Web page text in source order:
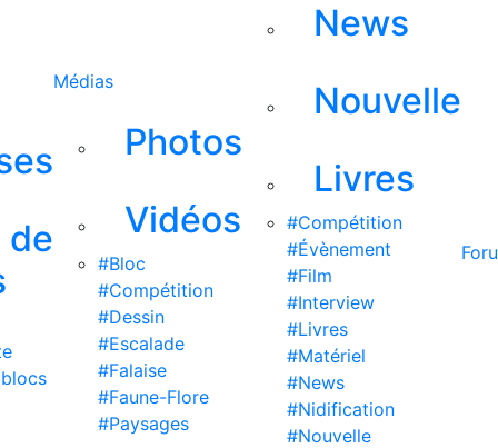
de
Médias
Photos
Vidéos
#Bloc
#Compétition
#Dessin
#Escalade
#Falaise
#Faune-Flore
#Paysages
News
Nouvelle
Livres
#Compétition
#Évènement
#Film
#Interview
#Livres
#Matériel
#News
#Nidification
#Nouvelle